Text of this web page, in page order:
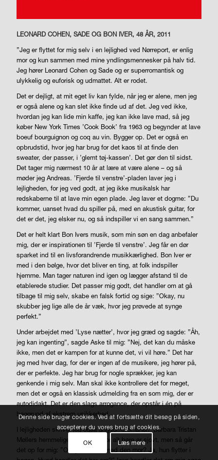
LEONARD COHEN, SADE OG BON IVER, 48 ÅR, 2011
”Jeg er flyttet for mig selv i en lejlighed ved Nørreport, er enlig
mor og kun sammen med mine yndlingsmennesker på halv tid.
Jeg hører Leonard Cohen og Sade og er superromantisk og
ulykkelig og euforisk og udmattet. Alt er rodet.
Det er dejligt, at mit eget liv kan fylde, når jeg er alene, men jeg
er også alene og kan slet ikke finde ud af det. Jeg ved ikke,
hvordan jeg kan lide min kaffe, jeg kan ikke lave mad, så jeg
køber New York Times ’Cook Book’ fra 1963 og begynder at lave
boeuf bourguignon og coq au vin. Bygger op. Det er også en
opbrudstid, hvor jeg har brug for det kaos til at finde den
sweater, der passer, i ’glemt tøj-kassen’. Det gør den til sidst.
Det tager mig nærmest 10 år at lære at være alene – og så
møder jeg Andreas. ’Fjerde til venstre’-pladen laver jeg i
lejligheden, for jeg ved godt, at jeg ikke musikalsk har
redskaberne til at lave min egen plade. Jeg laver et dogme: ”Du
kommer, uanset hvad du spiller på, med en akustisk guitar, for
det er det, jeg elsker nu, og så indspiller vi en sang sammen.”
Det er helt klart Bon Ivers musik, som min søn en dag anbefaler
mig, der er inspirationen til ’Fjerde til venstre’. Jeg får en dør
sparket ind til en livsforandrende musikkærlighed. Bon Iver er
med i den bølge, hvor det bliver en ting, at folk indspiller
hjemme. Man tager naturen ind igen og lægger afstand til de
etablerede studier. Det passer mig godt, det handler om at gå
tilbage til mig selv, skabe en falsk fortid og sige: ”Okay, nu
skubber jeg lige alle de år væk, hvor jeg prøvede at synge
perfekt.”
Under arbejdet med ’Lyse nætter’, hvor jeg græd og sagde: ”Åh,
jeg kan ingenting”, sagde Aske til mig: ”Nej, det kan du måske
ikke, men det er kampen for at kunne det, vi vil høre.” Det har
jeg med hver dag, for der er ingen af de musikere, jeg hører på,
der er perfekte. Jeg har brug for nogle sprækker, jeg kan
genkende i mig selv. Man skal ikke kontrollere det for meget,
men det er også en klassisk udmelding fra en som mig, der er
autodidakt. Det er den slags arrogance, der opstår i én på
baggrund af ekstrem usikkerhed.
I lejligheden skriver jeg også ungdomsromanen ’Barbara Tristan
Møllers hemmelige dagbog’, hvor alt bare er sjovt, men så går
det op for mig: ”Okay hvad så med den mor? Ja, hun flytter i
Denne side bruger cookies. Ved at fortsætte dit besøg på siden,
accepterer du vores brug af cookies.
OK Læs mere